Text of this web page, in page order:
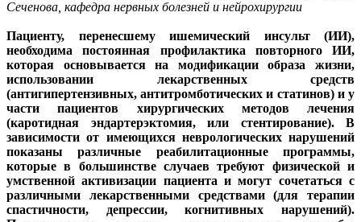
Сеченова, кафедра нервных болезней и нейрохирургии
Пациенту, перенесшему ишемический инсульт (ИИ),
необходима постоянная профилактика повторного ИИ,
которая основывается на модификации образа жизни,
использовании лекарственных средств
(антигипертензивных, антитромботических и статинов) и у
части пациентов хирургических методов лечения
(каротидная эндартерэктомия, или стентирование). В
зависимости от имеющихся неврологических нарушений
показаны различные реабилитационные программы,
которые в большинстве случаев требуют физической и
умственной активизации пациента и могут сочетаться с
различными лекарственными средствами (для терапии
спастичности, депрессии, когнитивных нарушений).